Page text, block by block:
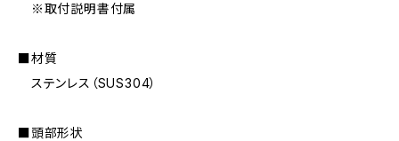
※取付説明書付属
■材質
ステンレス（SUS304）
■頭部形状